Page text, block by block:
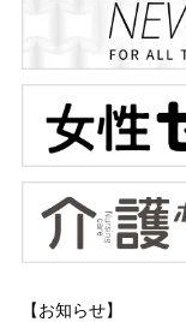
【お知らせ】